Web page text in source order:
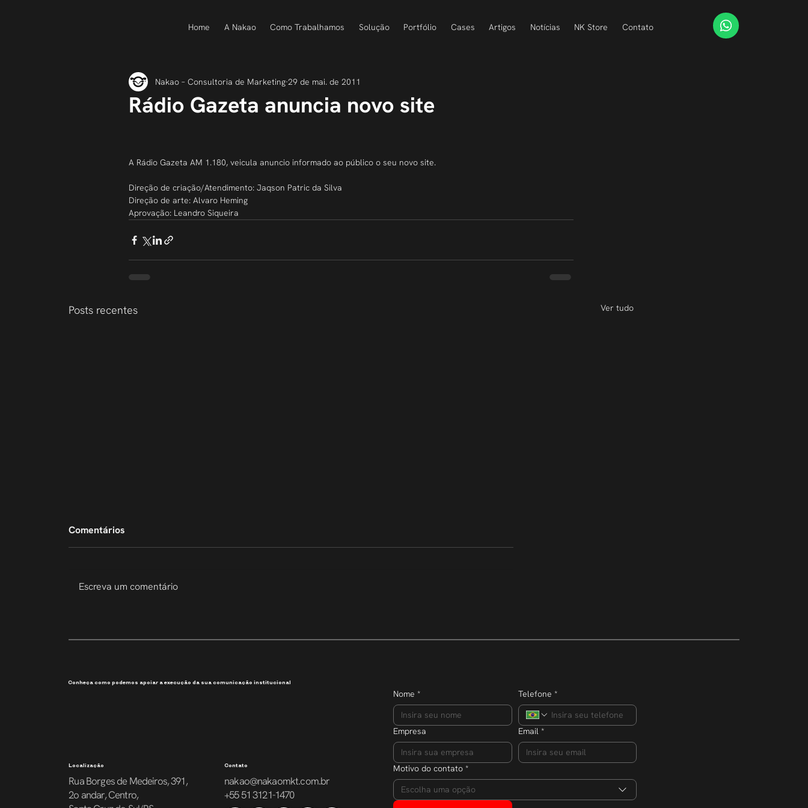
Home A Nakao Como Trabalhamos Solução Portfólio Cases Artigos Notícias NK Store Contato
Rádio Gazeta anuncia novo site
Nakao – Consultoria de Marketing 29 de mai. de 2011
A Rádio Gazeta AM 1.180, veicula anuncio informado ao público o seu novo site.
Direção de criação/Atendimento: Jaqson Patric da Silva
Direção de arte: Alvaro Heming
Aprovação: Leandro Siqueira
Posts recentes Ver tudo
dobra o número de
Comentários
Escreva um comentário
Conheça como podemos apoiar a execução da sua comunicação institucional
Localização
Rua Borges de Medeiros, 391,
2o andar, Centro,
Contato
nakao@nakaomkt.com.br
+55 51 3121-1470
Nome * Telefone *
Empresa Email *
Motivo do contato *
Escolha uma opção